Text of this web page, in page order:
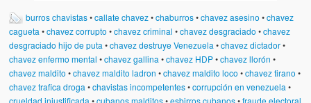
Luis y El Mono… en armas (Luis and El Mono… armed)
Puente Llaguno, Miraflores… ¿y Lina?
Radio Emisoras y canales de televisión clausurados por el
de Chávez hasta el 2009
burros chavistas•callate chavez•chaburros•chavez asesino •chavez
cagueta •chavez corrupto •chavez criminal •chavez desgraciado •chavez
desgraciado hijo de puta •chavez destruye Venezuela •chavez dictador•
chavez enfermo mental •chavez gallina •chavez HDP•chavez llorón •
chavez maldito •chavez maldito ladron •chavez maldito loco •chavez tirano •
chavez trafica droga •chavistas incompetentes•corrupción en venezuela •